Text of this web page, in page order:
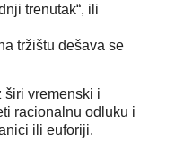
trenutak“, ili
tržištu dešava se
širi vremenski i
racionalnu odluku i
ili euforiji.